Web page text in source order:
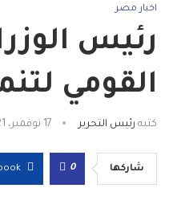
اخبار مصر
رئيس
القومي
كتبه رئيس التحرير 17 نوفمبر، 2021
شاركها 0